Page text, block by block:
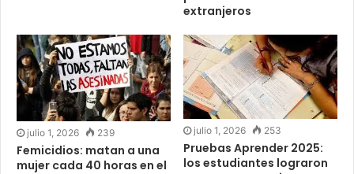
extranjeros
julio 1, 2026 239
Femicidios: matan a una
mujer cada 40 horas en el
julio 1, 2026 253
Pruebas Aprender 2025:
los estudiantes lograron